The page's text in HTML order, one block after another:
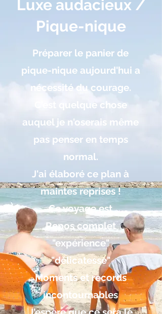
Luxe audacieux /
Pique-nique
Préparer le panier de
pique-nique aujourd'hui a
nécessité du courage.
C'est quelque chose
auquel je n'oserais même
pas penser en temps
normal.
J'ai élaboré ce plan à
maintes reprises !
Ce voyage est
Repos complet
"expérience"
"délicatesse"
Moments et records
incontournables